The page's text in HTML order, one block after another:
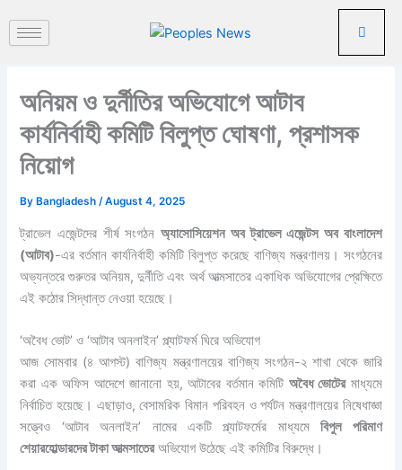
অনিয়ম ও দুর্নীতির অভিযোগে আটাব
কার্যনির্বাহী কমিটি বিলুপ্ত ঘোষণা, প্রশাসক
নিয়োগ
By Bangladesh/August 4, 2025
ট্রাভেল এজেন্টদের শীর্ষ সংগঠনঅ্যাসোসিয়েশন অব ট্রাভেল এজেন্টস অব বাংলাদেশ
(আটাব)-এর বর্তমান কার্যনির্বাহী কমিটি বিলুপ্ত করেছে বাণিজ্য মন্ত্রণালয়। সংগঠনের
অভ্যন্তরে গুরুতর অনিয়ম, দুর্নীতি এবং অর্থ আত্মসাতের একাধিক অভিযোগের প্রেক্ষিতে
এই কঠোর সিদ্ধান্ত নেওয়া হয়েছে।
‘অবৈধ ভোট’ ও ‘আটাব অনলাইন’ প্ল্যাটফর্ম ঘিরে অভিযোগ
আজ সোমবার (৪ আগস্ট) বাণিজ্য মন্ত্রণালয়ের বাণিজ্য সংগঠন-২ শাখা থেকে জারি
করা এক অফিস আদেশে জানানো হয়, আটাবের বর্তমান কমিটি অবৈধ ভোটেরমাধ্যমে
নির্বাচিত হয়েছে। এছাড়াও, বেসামরিক বিমান পরিবহন ও পর্যটন মন্ত্রণালয়ের নিষেধাজ্ঞা
সত্ত্বেও ‘আটাব অনলাইন’ নামের একটি প্ল্যাটফর্মের মাধ্যমেবিপুল পরিমাণ
শেয়ারহোল্ডারদের টাকা আত্মসাতেরঅভিযোগ উঠেছে এই কমিটির বিরুদ্ধে।
রা
ত
ব